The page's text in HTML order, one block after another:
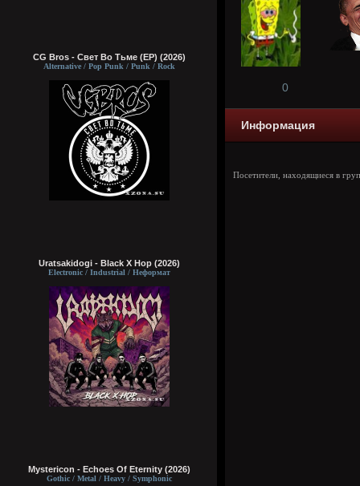
CG Bros - Свет Во Тьме (EP) (2026)
Alternative / Pop Punk / Punk / Rock
Uratsakidogi - Black X Hop (2026)
Electronic / Industrial / Неформат
Mystericon - Echoes Of Eternity (2026)
Gothic / Metal / Heavy / Symphonic
0
Информация
Посетители, находящиеся в